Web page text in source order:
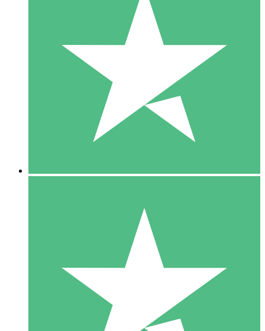
Individuele Creditpakketten
Betaal per gebruik met downloadtegoeden. Geen maandelijkse
1000
10 Downloaden
20 00